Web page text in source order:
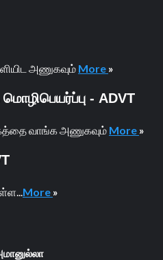
அணுகவும் More »
- ADVT
வாங்க அணுகவும் More »
More »